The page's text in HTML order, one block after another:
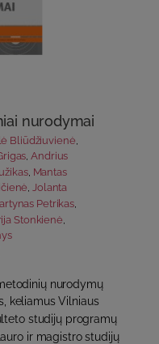
nurodymai
Bliūdžiuvienė
,Andrius
, Mantas
,Jolanta
Petrikas
Stonkienė
nurodymų
keliamus Vilniaus
studijų programų
ir magistro studijų